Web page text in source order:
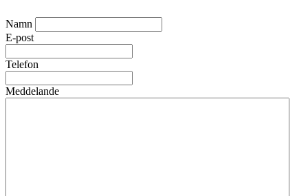
Namn
E-post
Telefon
Meddelande